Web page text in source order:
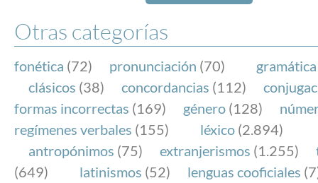
Otras categorías
fonética (72) pronunciación (70) gramática
clásicos (38) concordancias (112)
formas incorrectas (169) género (128)
regímenes verbales (155) léxico (2.894)
antropónimos (75) extranjerismos (1.255)
(649)
latinismos (52) lenguas cooficiales